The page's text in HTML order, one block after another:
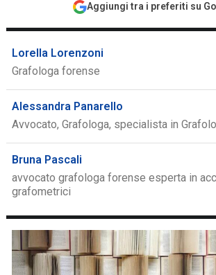
Aggiungi tra i preferiti su
Lorella Lorenzoni
Grafologa forense
Alessandra Panarello
Avvocato, Grafologa, specialista in
Bruna Pascali
avvocato grafologa forense esperta in
grafometrici